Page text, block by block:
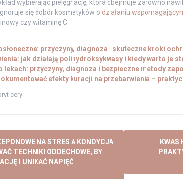
wybierając pielęgnację, która obejmuje zarówno
się dobór kosmetyków o działaniu
czy witaminę C.
przyczyny, diagnoza i skuteczne kroki
jak działają polihydroksykwasy i kiedy warto je
lekach: przyczyny, diagnoza i bezpieczne metody
efekty kuracji na przebarwienia –
cery
NA STRES A KONDYCJA
TECHNIKI ODDECHOWE, BY
I UNIKAĆ NAPIĘĆ
KWAS